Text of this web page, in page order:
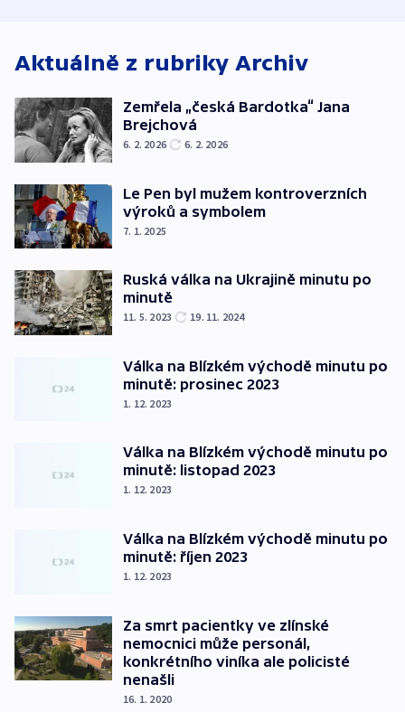
Aktuálně z rubriky Archiv
Zemřela „česká Bardotka“ Jana
Brejchová
6. 2. 2026 6. 2. 2026
Le Pen byl mužem kontroverzních
výroků a symbolem
7. 1. 2025
Ruská válka na Ukrajině minutu po
minutě
11. 5. 2023 19. 11. 2024
Válka na Blízkém východě minutu po
minutě: prosinec 2023
1. 12. 2023
Válka na Blízkém východě minutu po
minutě: listopad 2023
1. 12. 2023
Válka na Blízkém východě minutu po
minutě: říjen 2023
1. 12. 2023
Za smrt pacientky ve zlínské
nemocnici může personál,
konkrétního viníka ale policisté
nenašli
16. 1. 2020